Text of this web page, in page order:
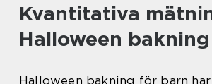
Kvantitativa
Halloween
Halloween bakning för barn